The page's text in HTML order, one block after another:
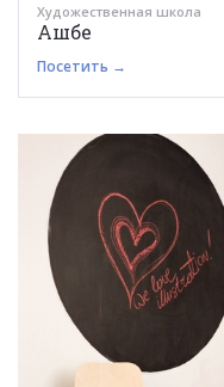
Художественная школа
Ашбе
Посетить →